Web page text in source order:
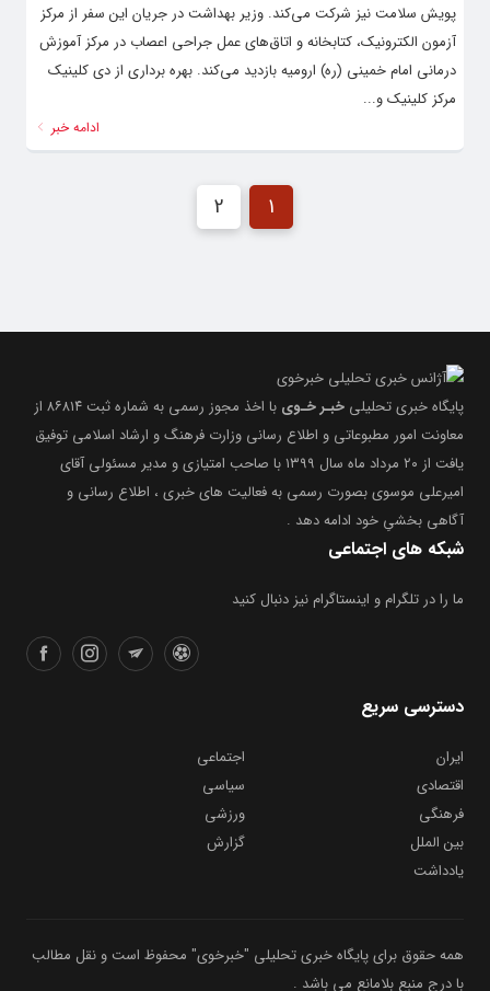
پویش سلامت نیز شرکت می‌کند. وزیر بهداشت در جریان این سفر از مرکز
آزمون الکترونیک، کتابخانه و اتاق‌های عمل جراحی اعصاب در مرکز آموزش
درمانی امام خمینی (ره) ارومیه بازدید می‌کند. بهره برداری از دی کلینیک
مرکز کلینیک و...
ادامه خبر
1
2
پایگاه خبری تحلیلی خبـر خـوی
با اخذ مجوز رسمی به شماره ثبت ۸۶۸۱۴ از
معاونت امور مطبوعاتی و اطلاع رسانی وزارت فرهنگ و ارشاد اسلامی توفیق
یافت از ۲۰ مرداد ماه سال ۱۳۹۹ با صاحب امتیازی و مدیر مسئولی آقای
امیرعلی موسوی بصورت رسمی به فعالیت های خبری ، اطلاع رسانی و
آگاهی بخشیِ خود ادامه دهد .
شبکه های اجتماعی
ما را در تلگرام و اینستاگرام نیز دنبال کنید
دسترسی سریع
ایران
اجتماعی
اقتصادی
سیاسی
فرهنگی
ورزشی
بین الملل
گزارش
یادداشت
همه حقوق برای پایگاه خبری تحلیلی "خبرخوی" محفوظ است و نقل مطالب
با درج منبع بلامانع می باشد .